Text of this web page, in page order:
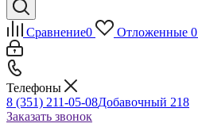
Сравнение0 Отложенные 0
Телефоны
8 (351) 211-05-08Добавочный 218
Заказать звонок